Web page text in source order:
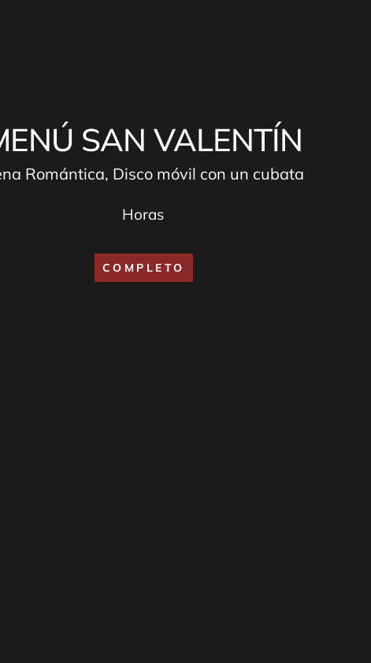
SAN VALENTÍN
Romántica, Disco móvil con un cubata
Horas
COMPLETO